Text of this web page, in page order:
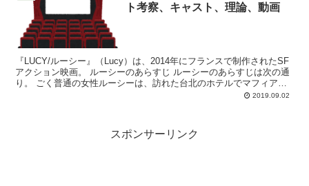
ト考察、キャスト、理論、動画
『LUCY/ルーシー』（Lucy）は、2014年にフランスで制作されたSF
アクション映画。 ルーシーのあらすじ ルーシーのあらすじは次の通
り。 ごく普通の女性ルーシーは、訪れた台北のホテルでマフィアの
2019.09.02
スポンサーリンク